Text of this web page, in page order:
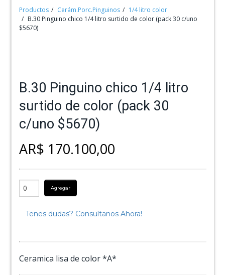
Productos Cerám.Porc.Pinguinos
1/4 litro color
B.30 Pinguino chico 1/4 litro surtido de color (pack 30 c/uno
$5670)
B.30 Pinguino chico 1/4 litro
surtido de color (pack 30
c/uno $5670)
AR$ 170.100,00
Agregar
Tenes dudas? Consultanos Ahora!
Ceramica lisa de color *A*